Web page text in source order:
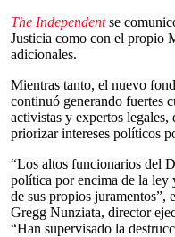
The Independentse
Justicia como con el propio
adicionales.
Mientras tanto, el nuevo
continuó generando fuertes
activistas y expertos
priorizar intereses políticos
“Los altos funcionarios del
política por encima de la ley
de sus propios juramentos”,
Gregg Nunziata, director
“Han supervisado la